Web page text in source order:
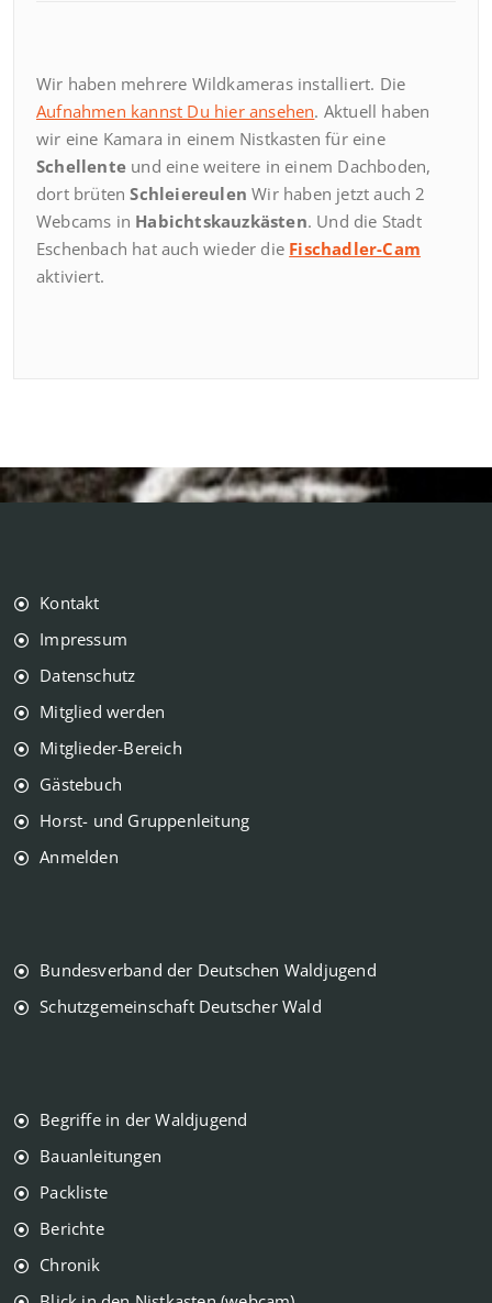
Wir haben mehrere Wildkameras installiert. Die
Aufnahmen kannst Du hier ansehen. Aktuell haben
wir eine Kamara in einem Nistkasten für eine
Schellente und eine weitere in einem Dachboden,
dort brütenSchleiereulen Wir haben jetzt auch 2
Webcams in Habichtskauzkästen. Und die Stadt
Eschenbach hat auch wieder die Fischadler-Cam
aktiviert.
Kontakt
Impressum
Datenschutz
Mitglied werden
Mitglieder-Bereich
Gästebuch
Horst- und Gruppenleitung
Anmelden
Bundesverband der Deutschen Waldjugend
Schutzgemeinschaft Deutscher Wald
Begriffe in der Waldjugend
Bauanleitungen
Packliste
Berichte
Chronik